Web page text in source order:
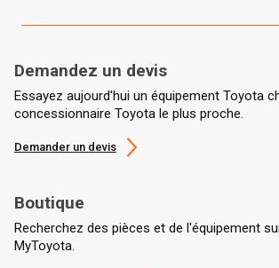
Demandez un devis
Essayez aujourd'hui un équipement Toyota
concessionnaire Toyota le plus proche.
Demander un devis
Boutique
Recherchez des pièces et de l'équipement
MyToyota.